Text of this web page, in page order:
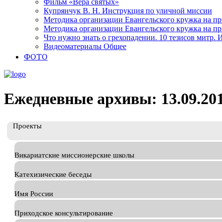
Фильм «Вера святых»
Купрянчук В. Н. Инструкция по уличной миссии
Методика организации Евангельского кружка на
Методика организации Евангельского кружка на
Что нужно знать о грехопадении. 10 тезисов митр.
Видеоматериалы Общее
ФОТО
Ежедневные архивы:
Проекты
Викариатские миссионерские школы
Катехизические беседы
Имя России
Приходское консультирование